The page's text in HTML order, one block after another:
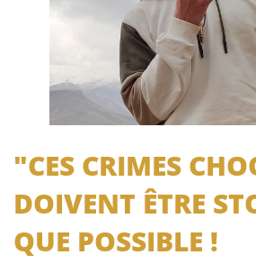
"CES CRIMES
DOIVENT ÊTRE
QUE POSSIBLE !